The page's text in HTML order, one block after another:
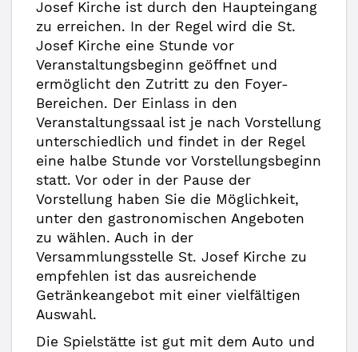
Josef Kirche ist durch den Haupteingang
zu erreichen. In der Regel wird die St.
Josef Kirche eine Stunde vor
Veranstaltungsbeginn geöffnet und
ermöglicht den Zutritt zu den Foyer-
Bereichen. Der Einlass in den
Veranstaltungssaal ist je nach Vorstellung
unterschiedlich und findet in der Regel
eine halbe Stunde vor Vorstellungsbeginn
statt. Vor oder in der Pause der
Vorstellung haben Sie die Möglichkeit,
unter den gastronomischen Angeboten
zu wählen. Auch in der
Versammlungsstelle St. Josef Kirche zu
empfehlen ist das ausreichende
Getränkeangebot mit einer vielfältigen
Auswahl.
Die Spielstätte ist gut mit dem Auto und